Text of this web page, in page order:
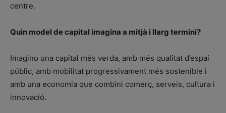
centre.
Quin model de capital imagina a mitjà i llarg termini?
Imagino una capital més verda, amb més qualitat d’espai
públic, amb mobilitat progressivament més sostenible i
amb una economia que combini comerç, serveis, cultura i
innovació.